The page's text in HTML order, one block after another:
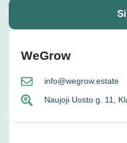
WeGrow
info@wegrow.estate
Naujoji Uosto g. 11,